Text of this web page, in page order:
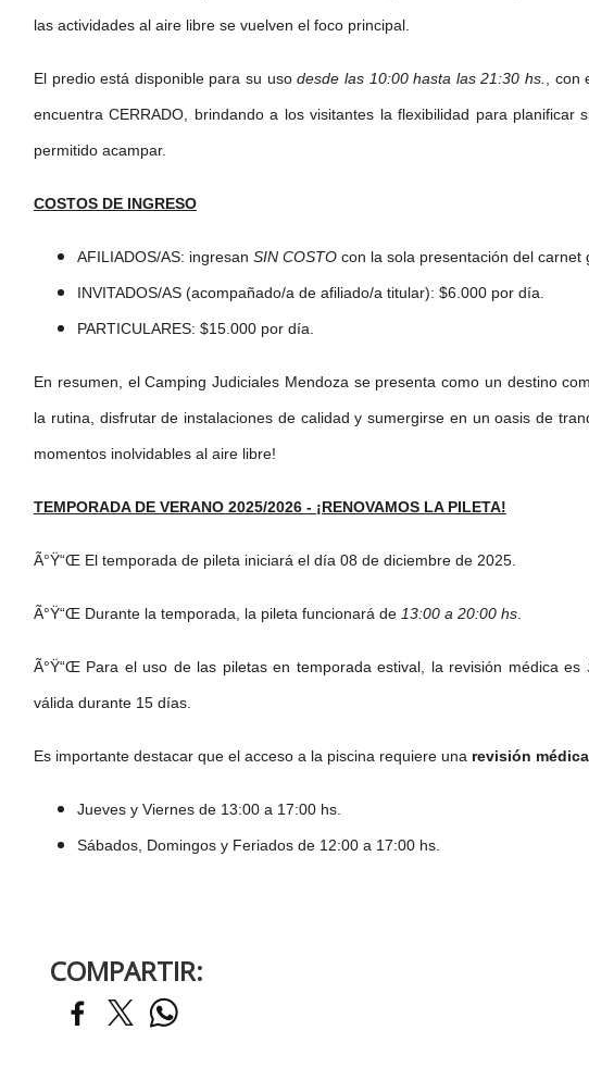
las actividades al aire libre se vuelven el foco principal.
El predio está disponible para su usodesde las 10:00 hasta las 21:30 hs. ,
encuentra CERRADO, brindando a los visitantes la flexibilidad para planificar
permitido acampar.
COSTOS DE INGRESO
AFILIADOS/AS: ingresan SIN COSTO con la sola presentación del carnet
INVITADOS/AS (acompañado/a de afiliado/a titular): $6.000 por día.
PARTICULARES: $15.000 por día.
En resumen, el Camping Judiciales Mendoza se presenta como un destino
la rutina, disfrutar de instalaciones de calidad y sumergirse en un oasis de
momentos inolvidables al aire libre!
TEMPORADA DE VERANO 2025/2026 - ¡RENOVAMOS LA PILETA!
Ã°Ÿ“Œ El temporada de pileta iniciará el día 08 de diciembre de 2025.
Ã°Ÿ“Œ Durante la temporada, la pileta funcionará de 13:00 a 20:00 hs
Ã°Ÿ“Œ Para el uso de las piletas en temporada estival, la revisión médica es
válida durante 15 días.
Es importante destacar que el acceso a la piscina requiere una revisión médica
Jueves y Viernes de 13:00 a 17:00 hs.
Sábados, Domingos y Feriados de 12:00 a 17:00 hs.
COMPARTIR: